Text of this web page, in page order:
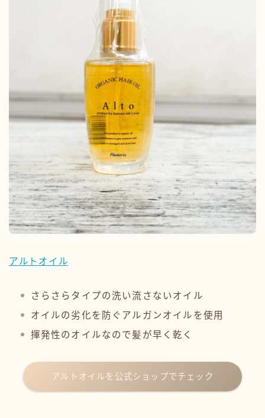
アルトオイル
さらさらタイプの洗い流さないオイル
オイルの劣化を防ぐアルガンオイルを使用
揮発性のオイルなので髪が早く乾く
アルトオイルを公式ショップでチェック